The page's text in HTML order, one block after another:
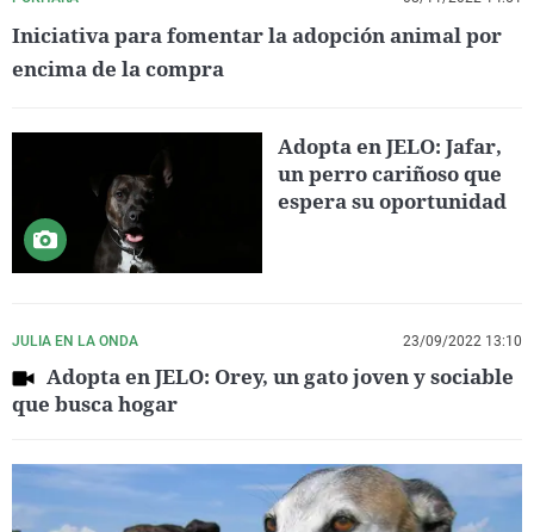
Iniciativa para fomentar la adopción animal por
encima de la compra
Adopta en JELO: Jafar,
un perro cariñoso que
espera su oportunidad
JULIA EN LA ONDA 23/09/2022 13:10
Adopta en JELO: Orey, un gato joven y sociable
que busca hogar